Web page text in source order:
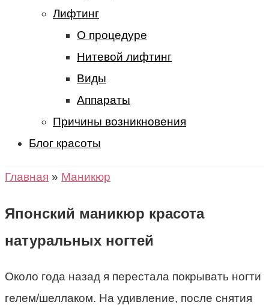
Лифтинг
О процедуре
Нитевой лифтинг
Виды
Аппараты
Причины возникновения
Блог красоты
Главная » Маникюр
Японский маникюр красота
натуральных ногтей
Около года назад я перестала покрывать ногти
гелем/шеллаком. На удивление, после снятия